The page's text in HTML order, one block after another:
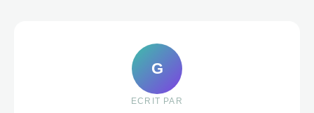
G
ECRIT PAR